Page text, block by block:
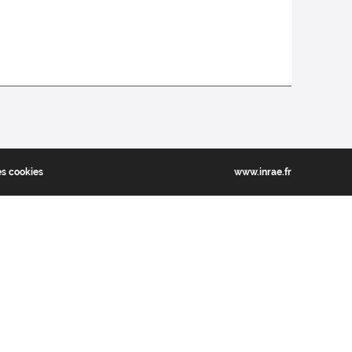
cookies www.inrae.fr